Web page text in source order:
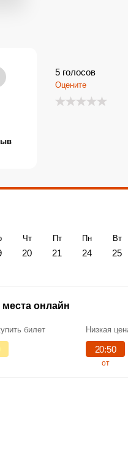
5голосов
Оцените
Чт
20
Пт
21
Пн
24
Вт
25
онлайн
билет Низкая
20:50
от